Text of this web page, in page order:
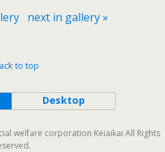
next in gallery »
to top
Desktop
welfare corporation Keiaikai All Rights